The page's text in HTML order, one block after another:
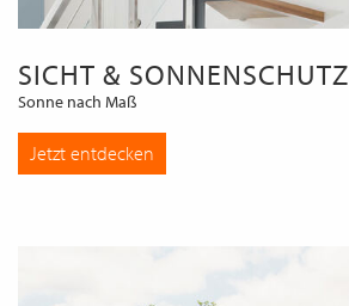
SICHT & SONNENSCHUTZ
Sonne nach Maß
Jetzt entdecken